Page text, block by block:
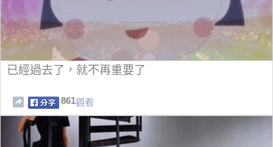
已經過去了，就不再重要了
861觀看